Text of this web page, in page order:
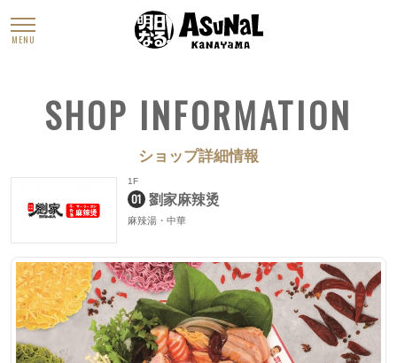
MENU
SHOP INFORMATION
ショップ詳細情報
1F
01 劉家麻辣烫
麻辣湯・中華